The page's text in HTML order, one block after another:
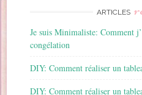
ARTICLES
Je suis Minimaliste: Comment
congélation
DIY: Comment réaliser un
DIY: Comment réaliser un